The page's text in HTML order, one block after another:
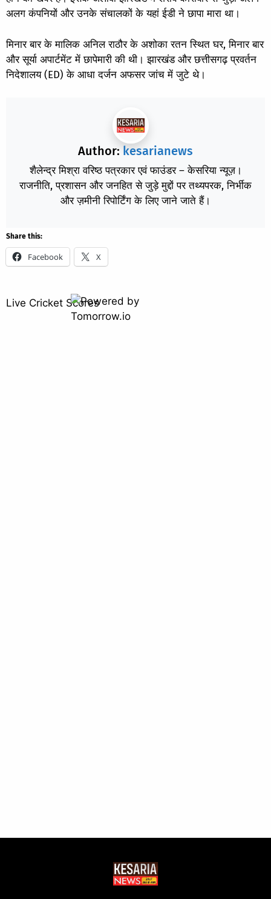
अलग कंपनियों और उनके संचालकों के यहां ईडी ने छापा मारा था।
मिनार बार के मालिक अनिल राठौर के अशोका रतन स्थित घर, मिनार बार
और सूर्या अपार्टमेंट में छापेमारी की थी। झारखंड और छत्तीसगढ़ प्रवर्तन
निदेशालय (ED) के आधा दर्जन अफसर जांच में जुटे थे।
Author: kesarianews
शैलेन्द्र मिश्रा वरिष्ठ पत्रकार एवं फाउंडर – केसरिया न्यूज़।
राजनीति, प्रशासन और जनहित से जुड़े मुद्दों पर तथ्यपरक, निर्भीक
और ज़मीनी रिपोर्टिंग के लिए जाने जाते हैं।
Share this:
Facebook X
Live Cricket Scores